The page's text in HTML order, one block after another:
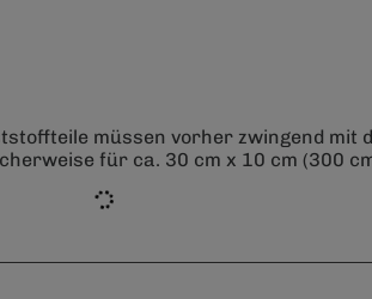
müssen vorher zwingend
für ca. 30 cm x 10 cm (300